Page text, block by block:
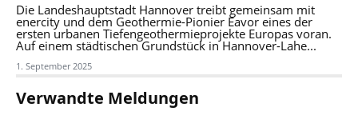
Die Landeshauptstadt Hannover treibt gemeinsam mit
enercity und dem Geothermie-Pionier Eavor eines der
ersten urbanen Tiefengeothermieprojekte Europas voran.
Auf einem städtischen Grundstück in Hannover-Lahe...
1. September 2025
Verwandte Meldungen